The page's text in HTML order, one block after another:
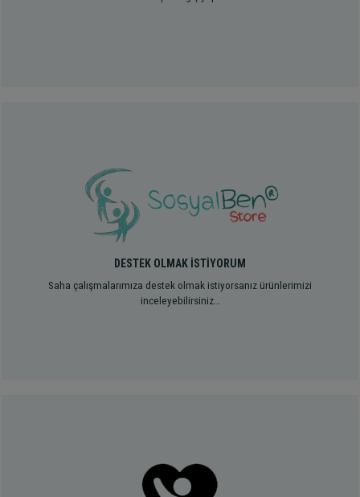
DESTEK OLMAK İSTİYORUM
Saha çalışmalarımıza destek olmak istiyorsanız ürünlerimizi
inceleyebilirsiniz…